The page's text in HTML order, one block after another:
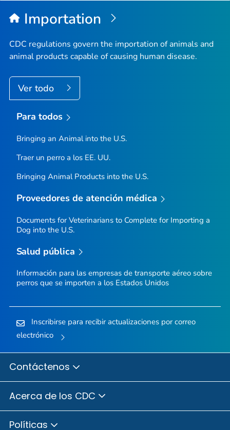
Importation
CDC regulations govern the importation of animals and
animal products capable of causing human disease.
Ver todo
Para todos
Bringing an Animal into the U.S.
Traer un perro a los EE. UU.
Bringing Animal Products into the U.S.
Proveedores de atención médica
Documents for Veterinarians to Complete for Importing a
Dog into the U.S.
Salud pública
Información para las empresas de transporte aéreo sobre
perros que se importen a los Estados Unidos
Inscribirse para recibir actualizaciones por correo
electrónico
Contáctenos
Acerca de los CDC
Políticas